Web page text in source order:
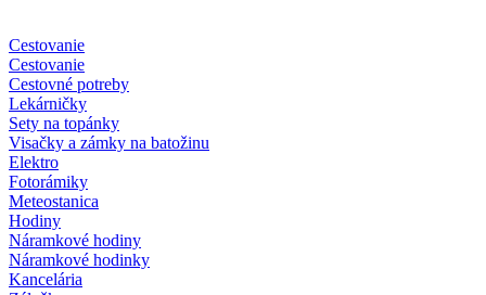
Cestovanie
Cestovanie
Cestovné potreby
Lekárničky
Sety na topánky
Visačky a zámky na batožinu
Elektro
Fotorámiky
Meteostanica
Hodiny
Náramkové hodiny
Náramkové hodinky
Kancelária